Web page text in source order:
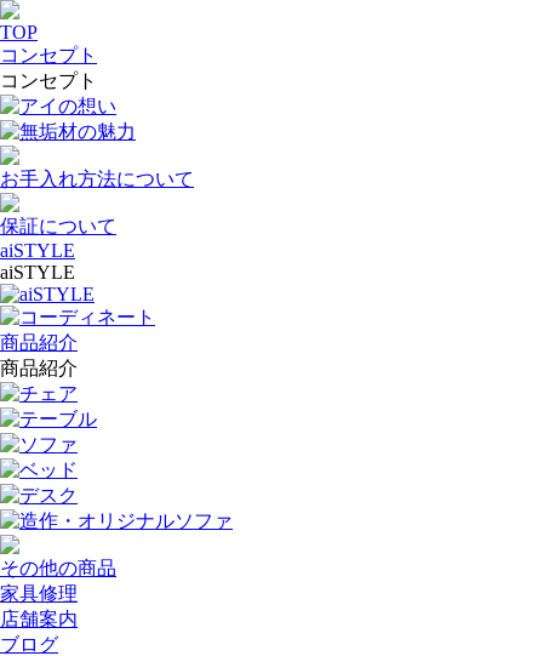
TOP
コンセプト
コンセプト
アイの想い
無垢材の魅力
お手入れ方法について
保証について
aiSTYLE
aiSTYLE
aiSTYLE
コーディネート
商品紹介
商品紹介
チェア
テーブル
ソファ
ベッド
デスク
造作・オリジナルソファ
その他の商品
家具修理
店舗案内
ブログ